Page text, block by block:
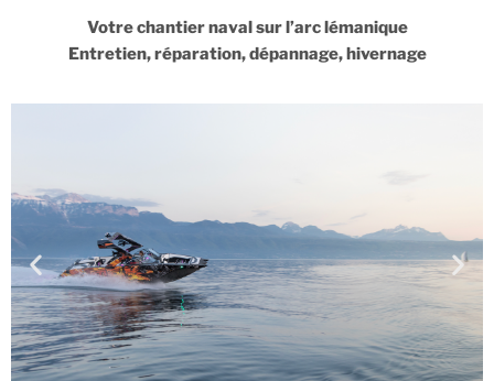
Votre chantier naval sur l’arc lémanique
Entretien, réparation, dépannage, hivernage